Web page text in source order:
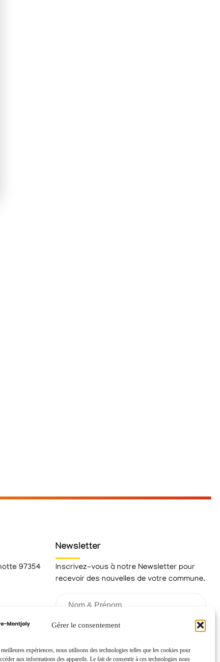
Gérer le consentement
expériences, nous utilisons des technologies telles que les cookies pour
aux informations des appareils. Le fait de consentir à ces technologies nous
97354
Newsletter
Inscrivez-vous à notre Newsletter pour
recevoir des nouvelles de votre commune.